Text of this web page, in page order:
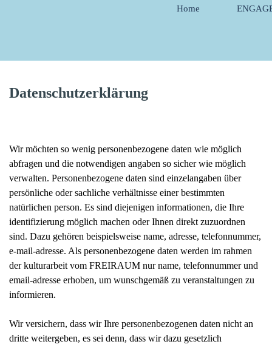
Home
Datenschutzerklärung
Wir möchten so wenig personenbezogene daten wie möglich
abfragen und die notwendigen angaben so sicher wie möglich
verwalten. Personenbezogene daten sind einzelangaben über
persönliche oder sachliche verhältnisse einer bestimmten
natürlichen person. Es sind diejenigen informationen, die Ihre
identifizierung möglich machen oder Ihnen direkt zuzuordnen
sind. Dazu gehören beispielsweise name, adresse, telefonnummer,
e-mail-adresse. Als personenbezogene daten werden im rahmen
der kulturarbeit vom FREIRAUM nur name, telefonnummer und
email-adresse erhoben, um wunschgemäß zu veranstaltungen zu
informieren.
Wir versichern, dass wir Ihre personenbezogenen daten nicht an
dritte weitergeben, es sei denn, dass wir dazu gesetzlich